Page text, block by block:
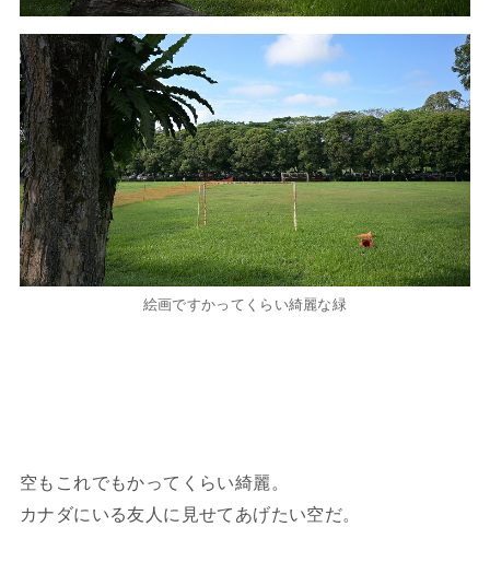
絵画ですかってくらい綺麗な緑
空もこれでもかってくらい綺麗。
カナダにいる友人に見せてあげたい空だ。